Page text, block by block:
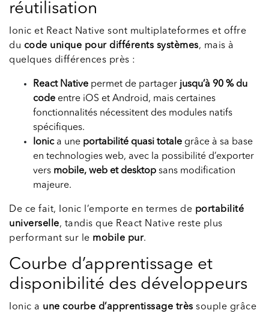
réutilisation
Ionic et React Native sont multiplateformes et offre
du code unique pour différents systèmes, mais à
quelques différences près :
React Native permet de partager jusqu’à 90 % du
code entre iOS et Android, mais certaines
fonctionnalités nécessitent des modules natifs
spécifiques.
Ionica une portabilité quasi totale grâce à sa base
en technologies web, avec la possibilité d’exporter
vers mobile, web et desktop sans modification
majeure.
De ce fait, Ionic l’emporte en termes de portabilité
universelle, tandis que React Native reste plus
performant sur le mobile pur.
Courbe d’apprentissage et
disponibilité des développeurs
Ionic a une courbe d’apprentissage très souple grâce